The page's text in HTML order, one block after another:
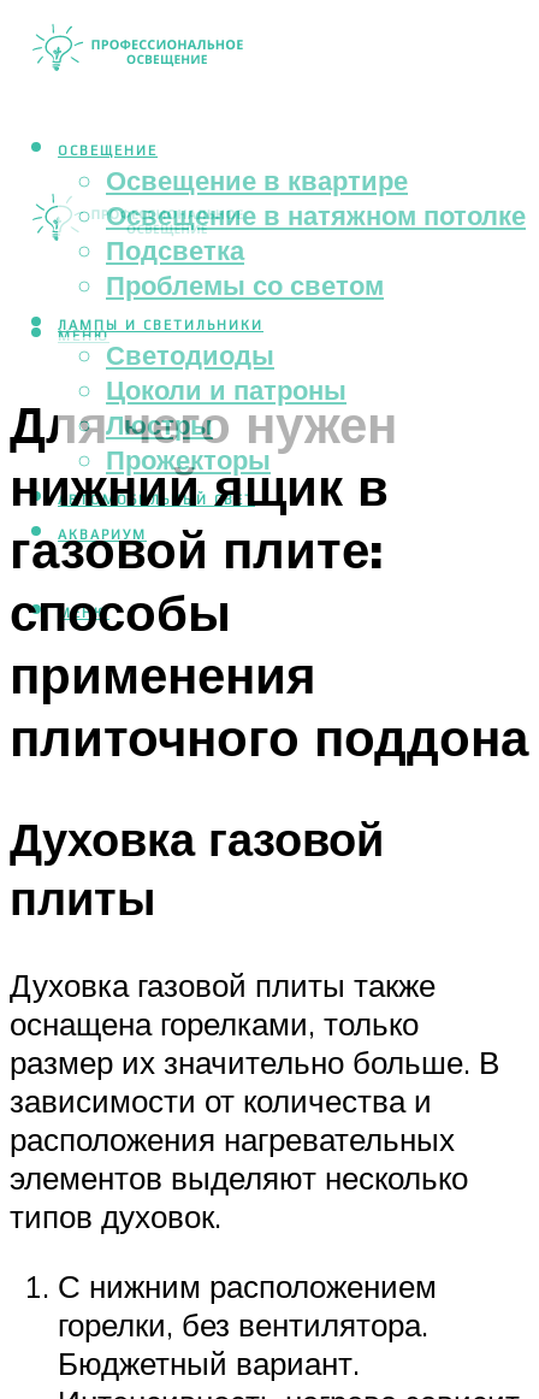
ОСВЕЩЕНИЕ
Освещение в квартире
Освещение в натяжном потолке
Подсветка
Проблемы со светом
ЛАМПЫ И СВЕТИЛЬНИКИ
Светодиоды
Цоколи и патроны
Люстры
Прожекторы
АВТОМОБИЛЬНЫЙ СВЕТ
АКВАРИУМ
МЕНЮ
МЕНЮ
Для чего нужен
нижний ящик в
газовой плите:
способы
применения
плиточного поддона
Духовка газовой
плиты
Духовка газовой плиты также
оснащена горелками, только
размер их значительно больше. В
зависимости от количества и
расположения нагревательных
элементов выделяют несколько
типов духовок.
С нижним расположением
горелки, без вентилятора.
Бюджетный вариант.